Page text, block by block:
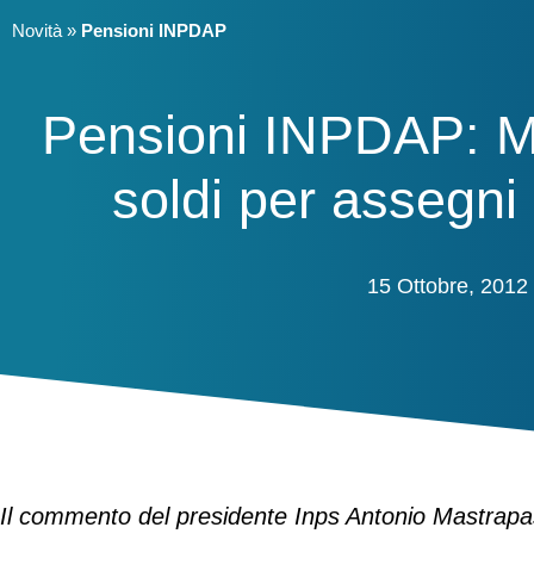
Novità » Pensioni INPDAP
Pensioni INPDAP:
soldi per
15 Ottobre, 2012
Il commento del presidente Inps Antonio